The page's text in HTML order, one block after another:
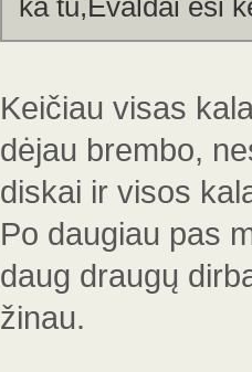
ka tu,Evaldai esi
Keičiau visas
dėjau brembo,
diskai ir visos
Po daugiau pas
daug draugų
žinau.